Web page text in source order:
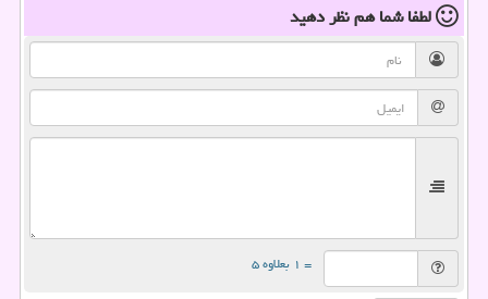
لطفا شما همنظر دهید
= ۱ بعلاوه ۵